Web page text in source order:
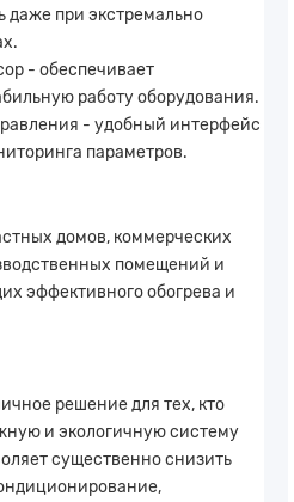
даже при экстремально
- обеспечивает
работу оборудования.
- удобный интерфейс
параметров.
домов, коммерческих
помещений и
эффективного обогрева и
решение для тех, кто
и экологичную систему
существенно снизить